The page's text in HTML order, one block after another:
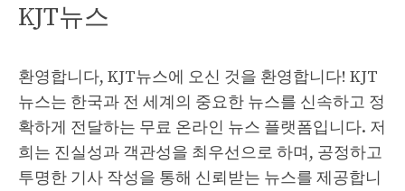
KJT뉴스
환영합니다, KJT뉴스에 오신 것을 환영합니다! KJT
뉴스는 한국과 전 세계의 중요한 뉴스를 신속하고 정
확하게 전달하는 무료 온라인 뉴스 플랫폼입니다. 저
희는 진실성과 객관성을 최우선으로 하며, 공정하고
투명한 기사 작성을 통해 신뢰받는 뉴스를 제공합니